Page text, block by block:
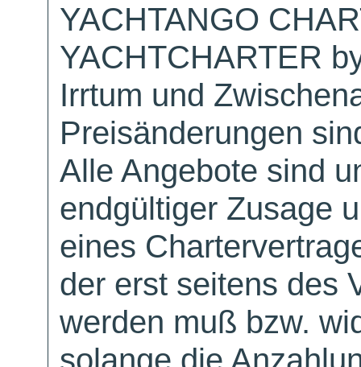
YACHTANGO
YACHTCHARTER
Irrtum und
Preisänderungen
Alle Angebote sind
endgültiger Zusage
eines
der erst seitens des
werden muß bzw.